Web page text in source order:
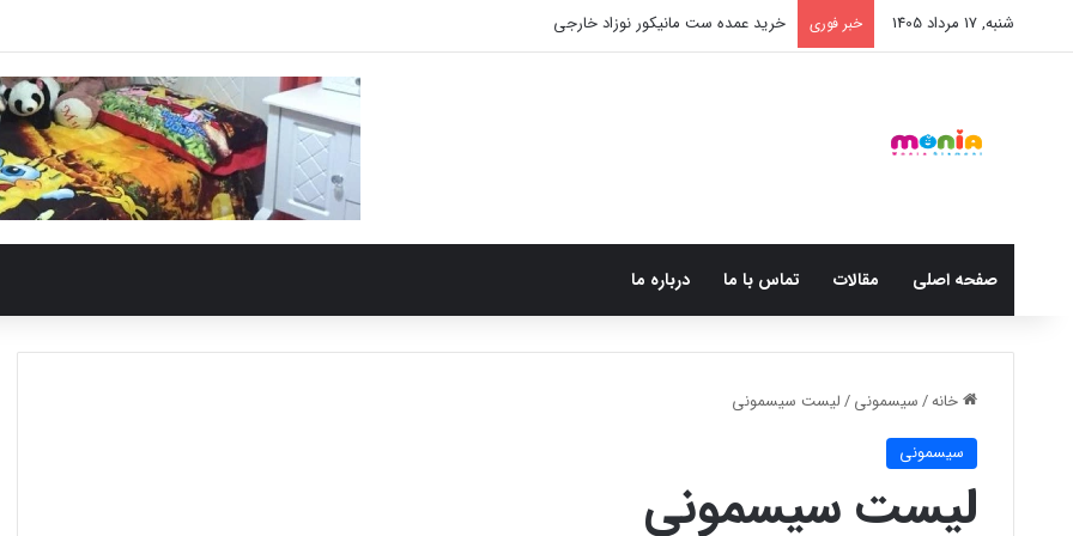
شنبه, 17 مرداد 1405 خبر فوری خرید عمده ست مانیکور نوزاد خارجی
صفحه اصلی مقالات تماس با ما درباره ما
خانه/ سیسمونی/ لیست سیسمونی
سیسمونی
لیست سیسمونی